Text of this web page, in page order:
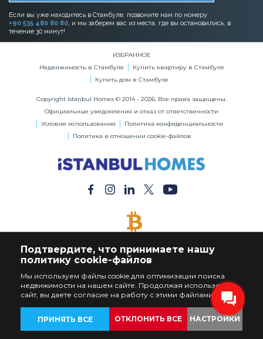
Если вы уже находитесь в Стамбуле, позвоните нам по номеру
+90 535 480 80 80, и мы заберем вас из места, где вы остановились, в
течение 30 минут!
ИЗБРАННОЕ
Недвижимость в Стамбуле
Купить квартиру в Стамбуле
Купить дом в Стамбуле
Copyright Istanbul Homes © 2014 - 2026. Все права защищены.
Официальные уведомления и отказ от ответственности
Условия использования
Политика конфиденциальности
Политика в отношении cookie-файлов
Купите Любую Недвижимость за Биткойны
Подтвердите, что принимаете нашу
политику cookie-файлов
Мы используем файлы cookie для оптимизации поиска
недвижимости на нашем сайте. Продолжая использовать
сайт, вы даете согласие на работу с этими файлами.
ПРИНЯТЬ ВСЕ ОТКЛОНИТЬ ВСЕ НАСТРОЙКИ